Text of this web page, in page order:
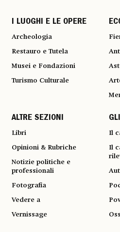
I LUOGHI E LE OPERE
Archeologia
Restauro e Tutela
Musei e Fondazioni
Turismo Culturale
ALTRE SEZIONI
Libri
Opinioni & Rubriche
Notizie politiche e
professionali
Fotografia
Vedere a
Vernissage
Il
Il